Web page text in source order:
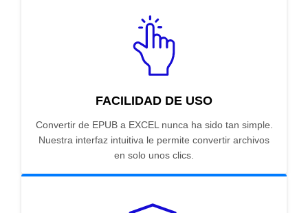
FACILIDAD DE USO
Convertir de EPUB a EXCEL nunca ha sido tan simple.
Nuestra interfaz intuitiva le permite convertir archivos
en solo unos clics.